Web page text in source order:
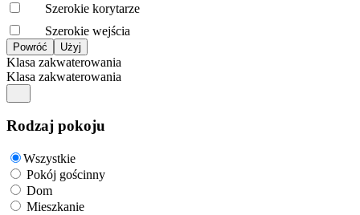
Szerokie korytarze
Szerokie wejścia
Klasa zakwaterowania
Klasa zakwaterowania
Rodzaj pokoju
Wszystkie
Pokój gościnny
Dom
Mieszkanie